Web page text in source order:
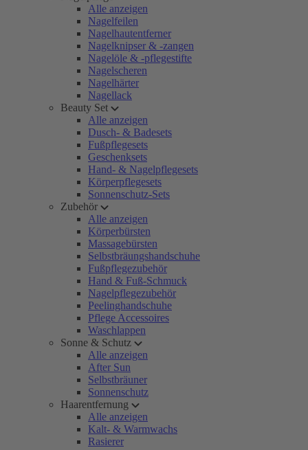
Alle anzeigen
Nagelfeilen
Nagelhautentferner
Nagelknipser & -zangen
Nagelöle & -pflegestifte
Nagelscheren
Nagelhärter
Nagellack
Beauty Set
Alle anzeigen
Dusch- & Badesets
Fußpflegesets
Geschenksets
Hand- & Nagelpflegesets
Körperpflegesets
Sonnenschutz-Sets
Zubehör
Alle anzeigen
Körperbürsten
Massagebürsten
Selbstbräungshandschuhe
Fußpflegezubehör
Hand & Fuß-Schmuck
Nagelpflegezubehör
Peelinghandschuhe
Pflege Accessoires
Waschlappen
Sonne & Schutz
Alle anzeigen
After Sun
Selbstbräuner
Sonnenschutz
Haarentfernung
Alle anzeigen
Kalt- & Warmwachs
Rasierer